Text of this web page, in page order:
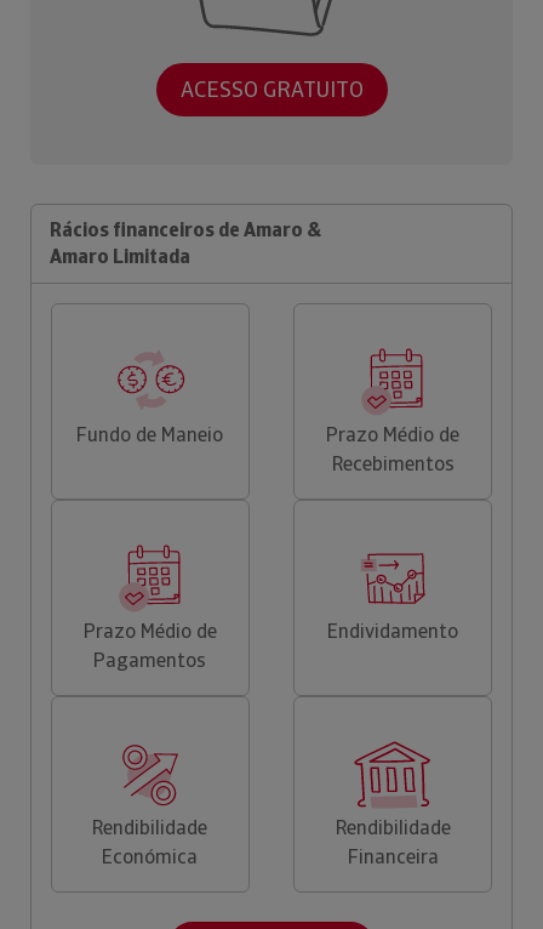
ACESSO GRATUITO
Rácios financeiros de Amaro &
Amaro Limitada
Fundo de Maneio
Prazo Médio de
Recebimentos
Prazo Médio de
Pagamentos
Endividamento
Rendibilidade
Económica
Rendibilidade
Financeira